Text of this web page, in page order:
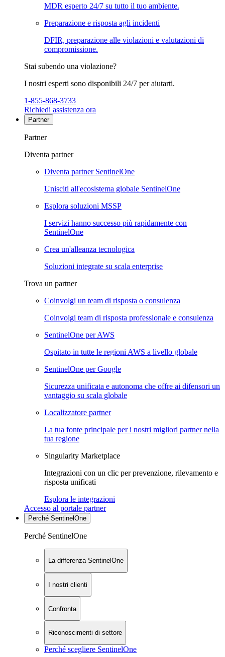
MDR esperto 24/7 su tutto il tuo ambiente.
Preparazione e risposta agli incidenti
DFIR, preparazione alle violazioni e valutazioni di
compromissione.
Stai subendo una violazione?
I nostri esperti sono disponibili 24/7 per aiutarti.
1-855-868-3733
Richiedi assistenza ora
Partner
Partner
Diventa partner
Diventa partner SentinelOne
Unisciti all'ecosistema globale SentinelOne
Esplora soluzioni MSSP
I servizi hanno successo più rapidamente con
SentinelOne
Crea un'alleanza tecnologica
Soluzioni integrate su scala enterprise
Trova un partner
Coinvolgi un team di risposta o consulenza
Coinvolgi team di risposta professionale e consulenza
SentinelOne per AWS
Ospitato in tutte le regioni AWS a livello globale
SentinelOne per Google
Sicurezza unificata e autonoma che offre ai difensori un
vantaggio su scala globale
Localizzatore partner
La tua fonte principale per i nostri migliori partner nella
tua regione
Singularity Marketplace
Integrazioni con un clic per prevenzione, rilevamento e
risposta unificati
Esplora le integrazioni
Accesso al portale partner
Perché SentinelOne
Perché SentinelOne
La differenza SentinelOne
I nostri clienti
Confronta
Riconoscimenti di settore
Perché scegliere SentinelOne